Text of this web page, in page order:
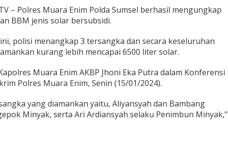
– Polres Muara Enim Polda Sumsel berhasil mengungkap
BBM jenis solar bersubsidi.
polisi menangkap 3 tersangka dan secara keseluruhan
kurang lebih mencapai 6500 liter solar.
Muara Enim AKBP Jhoni Eka Putra dalam Konferensi
Polres Muara Enim, Senin (15/01/2024).
yang diamankan yaitu, Aliyansyah dan Bambang
Minyak, serta Ari Ardiansyah selaku Penimbun Minyak,”